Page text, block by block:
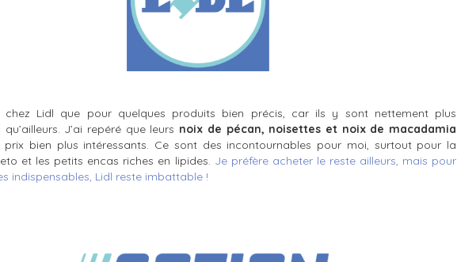
Lidl que pour quelques produits bien précis, car ils y sont nettement plus
J’ai repéré que leurs noix de pécan, noisettes et noix de macadamia
bien plus intéressants. Ce sont des incontournables pour moi, surtout pour la
et les petits encas riches en lipides. Je préfère acheter le reste ailleurs, mais pour
indispensables, Lidl reste imbattable !